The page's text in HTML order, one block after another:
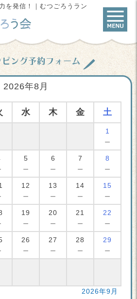
を発信！｜むつごろうラン
ング予約フォーム
2026年8月
水 木 金 土
1
－
5
－
6
－
7
－
8
－
12
－
13
－
14
－
15
－
19
－
20
－
21
－
22
－
26
－
27
－
28
－
29
－
2026年9月